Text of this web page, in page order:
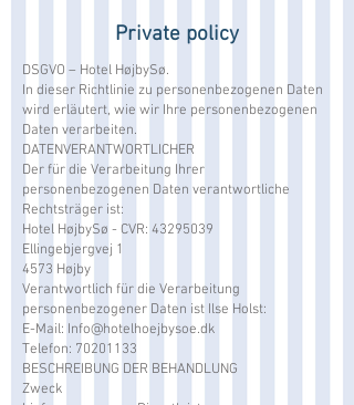
Private policy
DSGVO – Hotel HøjbySø.
In dieser Richtlinie zu personenbezogenen Daten
wird erläutert, wie wir Ihre personenbezogenen
Daten verarbeiten.
DATENVERANTWORTLICHER
Der für die Verarbeitung Ihrer
personenbezogenen Daten verantwortliche
Rechtsträger ist:
Hotel HøjbySø - CVR: 43295039
Ellingebjergvej 1
4573 Højby
Verantwortlich für die Verarbeitung
personenbezogener Daten ist Ilse Holst:
E-Mail: Info@hotelhoejbysoe.dk
Telefon: 70201133
BESCHREIBUNG DER BEHANDLUNG
Zweck